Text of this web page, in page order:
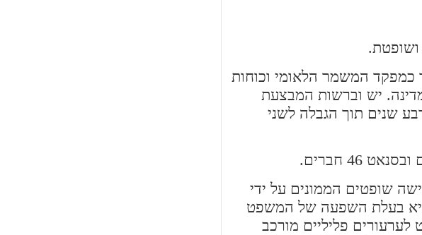
ושופטת.
כמפקד המשמר הלאומי וכוחות
יש וברשות המבצעת
שנים תוך הגבלה לשני
שופטים הממונים על ידי
בעלת השפעה של המשפט
פליליים מורכב